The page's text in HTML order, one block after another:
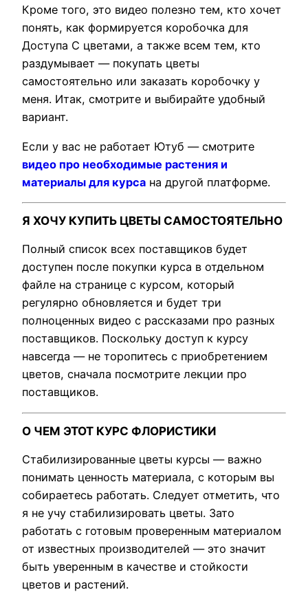
Кроме того, это видео полезно тем, кто хочет
понять, как формируется коробочка для
Доступа С цветами, а также всем тем, кто
раздумывает — покупать цветы
самостоятельно или заказать коробочку у
меня. Итак, смотрите и выбирайте удобный
вариант.
Если у вас не работает Ютуб — смотрите
видео про необходимые растения и
материалы для курса на другой платформе.
Я ХОЧУ КУПИТЬ ЦВЕТЫ САМОСТОЯТЕЛЬНО
Полный список всех поставщиков будет
доступен после покупки курса в отдельном
файле на странице с курсом, который
регулярно обновляется и будет три
полноценных видео с рассказами про разных
поставщиков. Поскольку доступ к курсу
навсегда — не торопитесь с приобретением
цветов, сначала посмотрите лекции про
поставщиков.
О ЧЕМ ЭТОТ КУРС ФЛОРИСТИКИ
Стабилизированные цветы курсы — важно
понимать ценность материала, с которым вы
собираетесь работать. Следует отметить, что
я не учу стабилизировать цветы. Зато
работать с готовым проверенным материалом
от известных производителей — это значит
быть уверенным в качестве и стойкости
цветов и растений.